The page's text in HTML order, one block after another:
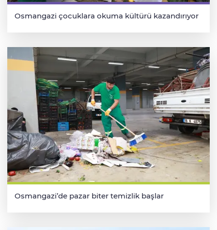
Osmangazi çocuklara okuma kültürü kazandırıyor
Osmangazi’de pazar biter temizlik başlar